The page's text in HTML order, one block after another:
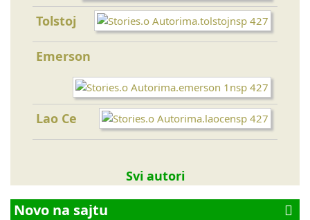
Tolstoj
Emerson
Lao Ce
Svi autori
Novo na sajtu